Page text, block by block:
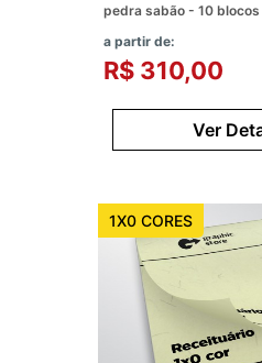
pedra sabão - 10 blocos
a partir de:
R$ 310,00
Ver
1X0 CORES